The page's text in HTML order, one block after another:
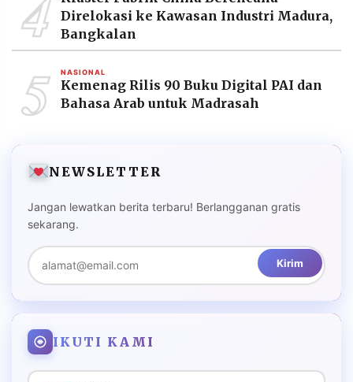
Direlokasi ke Kawasan Industri Madura,
Bangkalan
5 NASIONAL
Kemenag Rilis 90 Buku Digital PAI dan
Bahasa Arab untuk Madrasah
NEWSLETTER
Jangan lewatkan berita terbaru! Berlangganan gratis
sekarang.
Kirim
IKUTI KAMI